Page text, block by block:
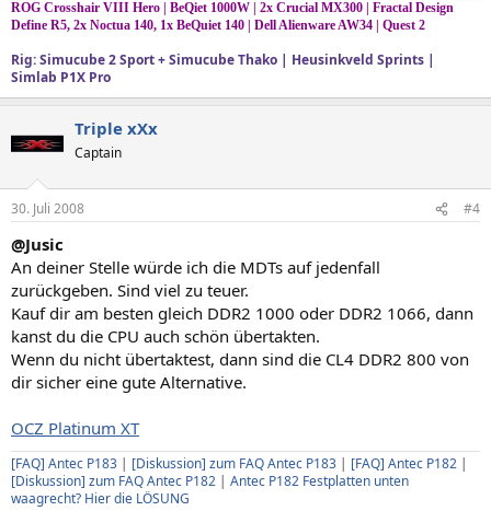
ROG Crosshair VIII Hero | BeQiet 1000W | 2x Crucial MX300 | Fractal Design
Define R5, 2x Noctua 140, 1x BeQuiet 140 | Dell Alienware AW34 | Quest 2
Rig: Simucube 2 Sport + Simucube Thako | Heusinkveld Sprints |
Simlab P1X Pro
Triple xXx
Captain
30. Juli 2008 #4
@Jusic
An deiner Stelle würde ich die MDTs auf jedenfall
zurückgeben. Sind viel zu teuer.
Kauf dir am besten gleich DDR2 1000 oder DDR2 1066, dann
kanst du die CPU auch schön übertakten.
Wenn du nicht übertaktest, dann sind die CL4 DDR2 800 von
dir sicher eine gute Alternative.
OCZ Platinum XT
[FAQ] Antec P183 | [Diskussion] zum FAQ Antec P183 | [FAQ] Antec P182 |
[Diskussion] zum FAQ Antec P182 | Antec P182 Festplatten unten
waagrecht? Hier die LÖSUNG